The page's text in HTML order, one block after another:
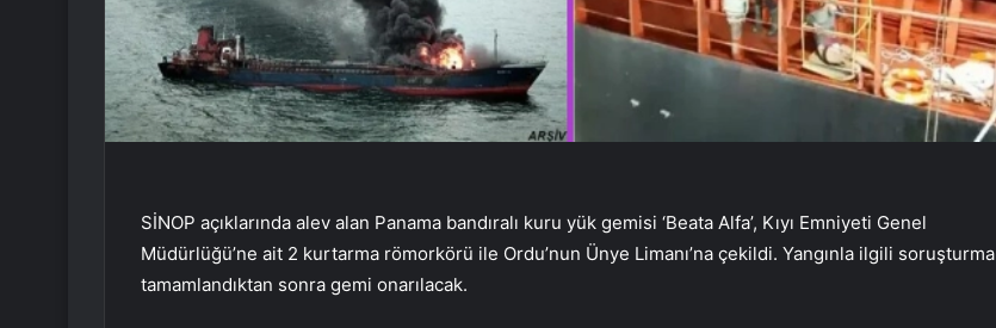
SİNOP açıklarında alev alan Panama bandıralı kuru yük gemisi ‘Beata Alfa’, Kıyı Emniyeti Genel
Müdürlüğü’ne ait 2 kurtarma römorkörü ile Ordu’nun Ünye Limanı’na çekildi. Yangınla ilgili soruşturma
tamamlandıktan sonra gemi onarılacak.